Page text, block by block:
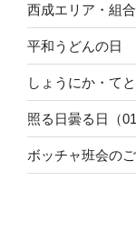
西成エリア・組
平和うどんの日
しょうにか・て
照る日曇る日（
ボッチャ班会の